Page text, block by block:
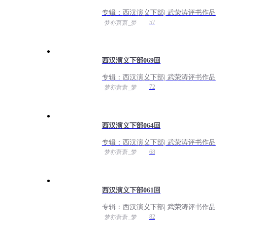
专辑： 西汉演义下部| 武荣涛评书作品
梦亦萧萧_梦 57
西汉演义下部069回
专辑： 西汉演义下部| 武荣涛评书作品
梦亦萧萧_梦 72
西汉演义下部064回
专辑： 西汉演义下部| 武荣涛评书作品
梦亦萧萧_梦 68
西汉演义下部061回
专辑： 西汉演义下部| 武荣涛评书作品
梦亦萧萧_梦 82